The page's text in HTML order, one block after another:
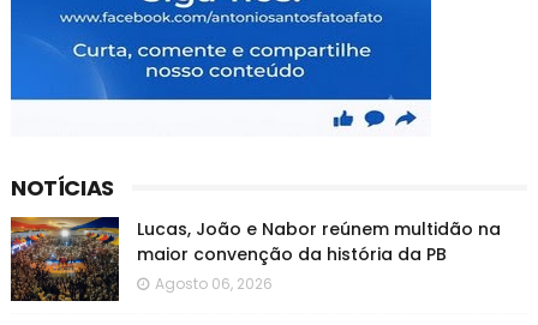
NOTÍCIAS
Lucas, João e Nabor reúnem multidão na
maior convenção da história da PB
Agosto 06, 2026